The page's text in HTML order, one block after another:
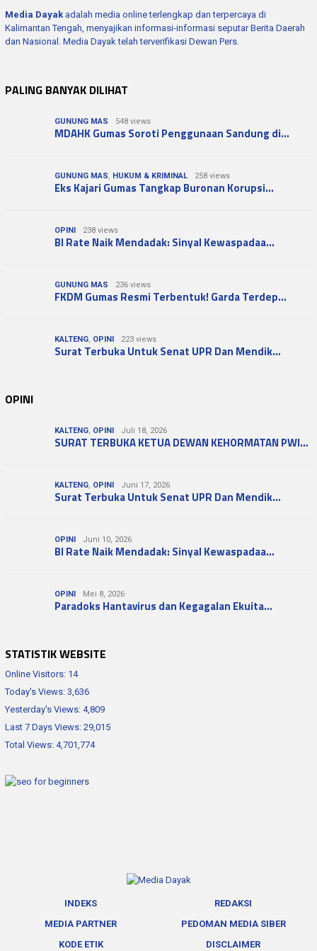
Media Dayak adalah media online terlengkap dan terpercaya di
Kalimantan Tengah, menyajikan informasi-informasi seputar Berita Daerah
dan Nasional. Media Dayak telah terverifikasi Dewan Pers.
PALING BANYAK DILIHAT
GUNUNG MAS 548 views
MDAHK Gumas Soroti Penggunaan Sandung di…
GUNUNG MAS HUKUM & KRIMINAL 258 views
Eks Kajari Gumas Tangkap Buronan Korupsi…
OPINI 238 views
BI Rate Naik Mendadak: Sinyal Kewaspadaa…
GUNUNG MAS 236 views
FKDM Gumas Resmi Terbentuk! Garda Terdep…
KALTENG OPINI 223 views
Surat Terbuka Untuk Senat UPR Dan Mendik…
OPINI
KALTENG OPINI Juli 18, 2026
SURAT TERBUKA KETUA DEWAN KEHORMATAN PWI…
KALTENG OPINI Juni 17, 2026
Surat Terbuka Untuk Senat UPR Dan Mendik…
OPINI Juni 10, 2026
BI Rate Naik Mendadak: Sinyal Kewaspadaa…
OPINI Mei 8, 2026
Paradoks Hantavirus dan Kegagalan Ekuita…
STATISTIK WEBSITE
Online Visitors: 14
Today's Views: 3,636
Yesterday's Views: 4,809
Last 7 Days Views: 29,015
Total Views: 4,701,774
INDEKS
REDAKSI
MEDIA PARTNER
PEDOMAN MEDIA SIBER
KODE ETIK
DISCLAIMER